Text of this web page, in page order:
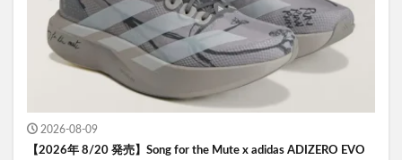
2026-08-09
【2026年 8/20 発売】Song for the Mute x adidas ADIZERO EVO